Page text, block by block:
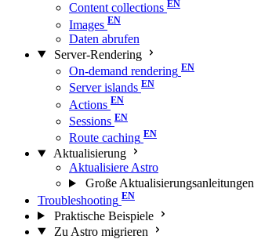
Content collections
Images
Daten abrufen
Server-Rendering
On-demand rendering
Server islands
Actions
Sessions
Route caching
Aktualisierung
Aktualisiere Astro
Große Aktualisierungs­anleitungen
Troubleshooting
Praktische Beispiele
Zu Astro migrieren